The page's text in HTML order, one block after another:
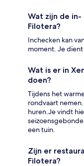
Wat zijn de
Filotera?
Inchecken kan
moment. Je dient
Wat is er in
doen?
Tijdens het
rondvaart
huren.Je vindt
een tuin.
Zijn er
Filotera?